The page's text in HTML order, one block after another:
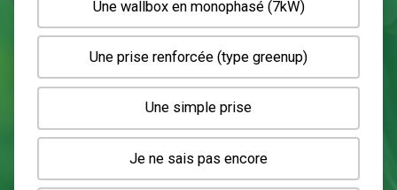
installer ?
Une wallbox en triphasé (22kW)
Une wallbox en monophasé (7kW)